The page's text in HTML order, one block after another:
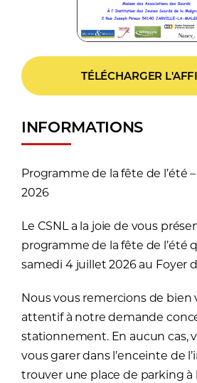
TÉLÉCHARGER
INFORMATIONS
Programme de la fête de l’été
2026
Le CSNL a la joie de vous
programme de la fête de l’été
samedi 4 juillet 2026 au Foyer
Nous vous remercions de bien
attentif à notre demande
stationnement. En aucun cas,
vous garer dans l’enceinte de
trouver une place de parking à